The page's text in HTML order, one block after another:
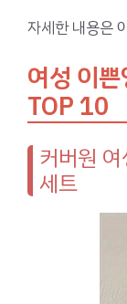
자세한 내용은
여성 이
TOP 10
커버원
세트